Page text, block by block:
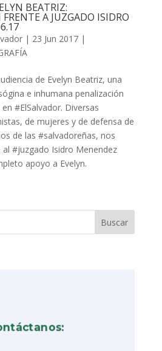
BEATRIZ:
A JUZGADO ISIDRO
| 23 Jun 2017|
de Evelyn Beatriz, una
e inhumana penalización
#ElSalvador. Diversas
de mujeres y de defensa de
de las #salvadoreñas, nos
#juzgado Isidro Menendez
apoyo a Evelyn.